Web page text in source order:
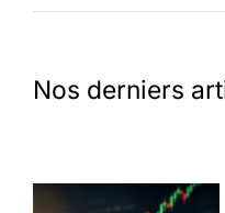
Nos derniers